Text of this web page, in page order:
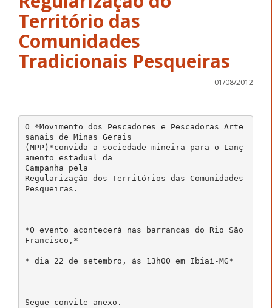
Território das
Comunidades
Tradicionais Pesqueiras
01/08/2012
O *Movimento dos Pescadores e Pescadoras Arte
sanais de Minas Gerais
(MPP)*convida a sociedade mineira para o Lanç
amento estadual da
Campanha pela
Regularização dos Territórios das Comunidades
Pesqueiras.
*O evento acontecerá nas barrancas do Rio São
Francisco,*
* dia 22 de setembro, às 13h00 em Ibiaí-MG*
Segue convite anexo.